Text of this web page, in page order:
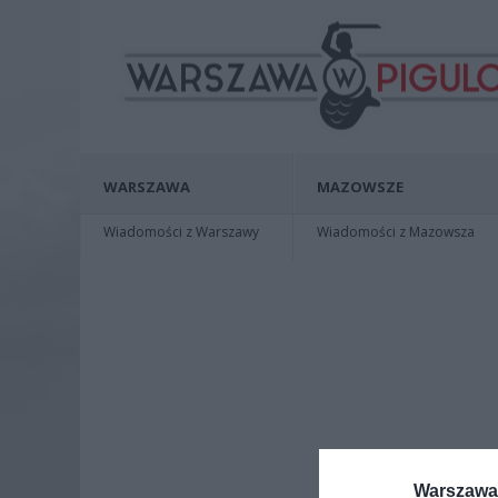
WARSZAWA
Wiadomości z Warszawy
MAZOWSZE
Wiadomości z Mazowsza